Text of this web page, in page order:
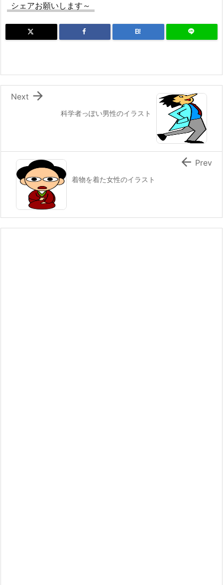
シェアお願いします～
B!
科学者っぽい男性のイラスト

Next
着物を着た女性のイラスト
 Prev